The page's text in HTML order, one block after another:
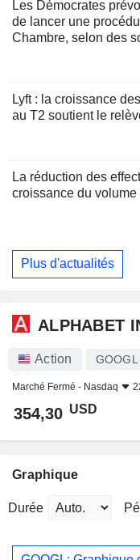
Les Démocrates
de lancer une
Chambre, selon des
Lyft : la croissance
au T2 soutient le
La réduction des
croissance du
Plus d'actualités
ALPHABET
Action GOOGL
Marché Fermé - Nasdaq
354,30 USD
Graphique
Durée